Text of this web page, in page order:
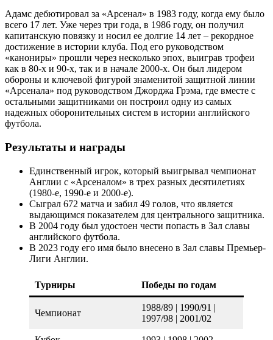
Адамс дебютировал за «Арсенал» в 1983 году, когда ему было
всего 17 лет. Уже через три года, в 1986 году, он получил
капитанскую повязку и носил ее долгие 14 лет – рекордное
достижение в истории клуба. Под его руководством
«канониры» прошли через несколько эпох, выиграв трофеи
как в 80-х и 90-х, так и в начале 2000-х. Он был лидером
обороны и ключевой фигурой знаменитой защитной линии
«Арсенала» под руководством Джорджа Грэма, где вместе с
остальными защитниками он построил одну из самых
надежных оборонительных систем в истории английского
футбола.
Результаты и награды
Единственный игрок, который выигрывал чемпионат
Англии с «Арсеналом» в трех разных десятилетиях
(1980-е, 1990-е и 2000-е).
Сыграл 672 матча и забил 49 голов, что является
выдающимся показателем для центрального защитника.
В 2004 году был удостоен чести попасть в Зал славы
английского футбола.
В 2023 году его имя было внесено в Зал славы Премьер-
Лиги Англии.
Турниры Победы по годам
Чемпионат
1988/89 | 1990/91 |
1997/98 | 2001/02